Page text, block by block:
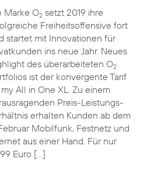
Marke O2setzt 2019 ihre
Freiheitsoffensive fort
startet mit Innovationen für
ins neue Jahr. Neues
des überarbeiteten O2
ist der konvergente Tarif
All in One XL. Zu einem
Preis-Leistungs-
erhalten Kunden ab dem
Mobilfunk, Festnetz und
aus einer Hand. Für nur
Euro […]